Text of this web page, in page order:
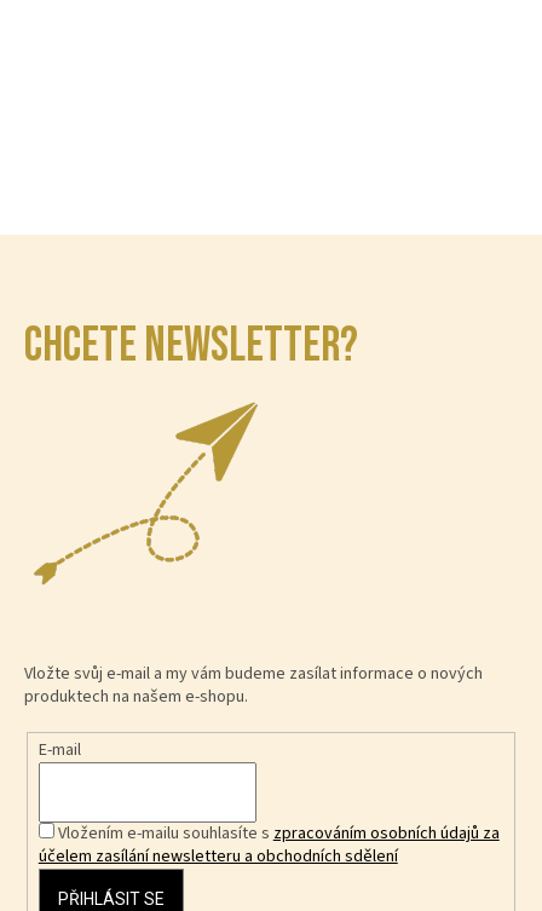
CHCETE NEWSLETTER?
Vložte svůj e-mail a my vám budeme zasílat informace o nových
produktech na našem e-shopu.
E-mail
Vložením e-mailu souhlasíte s zpracováním osobních údajů za
účelem zasílání newsletteru a obchodních sdělení
PŘIHLÁSIT SE